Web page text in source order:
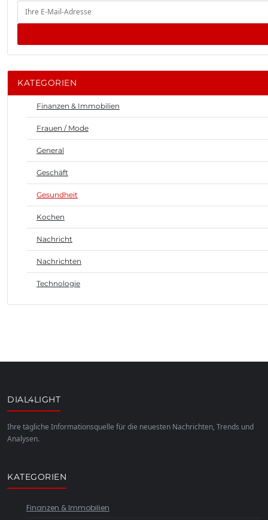
KATEGORIEN
Finanzen & Immobilien
Frauen / Mode
General
Geschäft
Gesundheit
Kochen
Nachricht
Nachrichten
Technologie
DIAL4LIGHT
Ihre tägliche Informationsquelle für die neuesten Nachrichten, Trends und
Analysen.
KATEGORIEN
Finanzen & Immobilien